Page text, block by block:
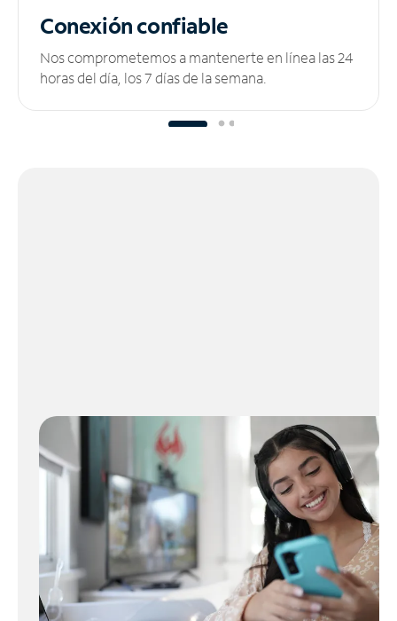
Conexión confiable
Nos comprometemos a mantenerte en línea las 24
horas del día, los 7 días de la semana.